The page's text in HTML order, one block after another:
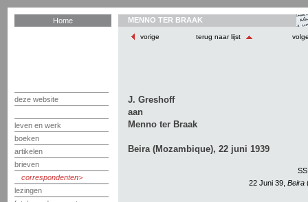
Home
deze website
leven en werk
boeken
artikelen
brieven
correspondenten
lezingen
MENNO TER BRAAK
vorige terug naar lijst
J. Greshoff
aan
Menno ter Braak
Beira (Mozambique), 22 juni 1939
22 Juni 39, Beira